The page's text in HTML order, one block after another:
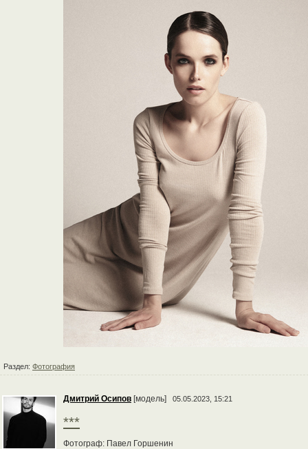
Раздел: Фотография
Дмитрий Осипов [модель] 05.05.2023, 15:21
***
Фотограф: Павел Горшенин